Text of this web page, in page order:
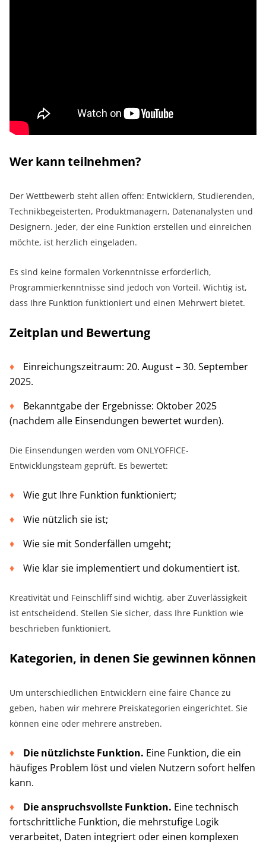
Wer kann teilnehmen?
Der Wettbewerb steht allen offen: Entwicklern, Studierenden,
Technikbegeisterten, Produktmanagern, Datenanalysten und
Designern. Jeder, der eine Funktion erstellen und einreichen
möchte, ist herzlich eingeladen.
Es sind keine formalen Vorkenntnisse erforderlich,
Programmierkenntnisse sind jedoch von Vorteil. Wichtig ist,
dass Ihre Funktion funktioniert und einen Mehrwert bietet.
Zeitplan und Bewertung
Einreichungszeitraum: 20. August – 30. September
2025.
Bekanntgabe der Ergebnisse: Oktober 2025
(nachdem alle Einsendungen bewertet wurden).
Die Einsendungen werden vom ONLYOFFICE-
Entwicklungsteam geprüft. Es bewertet:
Wie gut Ihre Funktion funktioniert;
Wie nützlich sie ist;
Wie sie mit Sonderfällen umgeht;
Wie klar sie implementiert und dokumentiert ist.
Kreativität und Feinschliff sind wichtig, aber Zuverlässigkeit
ist entscheidend. Stellen Sie sicher, dass Ihre Funktion wie
beschrieben funktioniert.
Kategorien, in denen Sie gewinnen können
Um unterschiedlichen Entwicklern eine faire Chance zu
geben, haben wir mehrere Preiskategorien eingerichtet. Sie
können eine oder mehrere anstreben.
Die nützlichste Funktion. Eine Funktion, die ein
häufiges Problem löst und vielen Nutzern sofort helfen
kann.
Die anspruchsvollste Funktion. Eine technisch
fortschrittliche Funktion, die mehrstufige Logik
verarbeitet, Daten integriert oder einen komplexen